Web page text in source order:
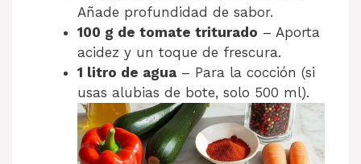
Añade profundidad de sabor.
100 g de tomate triturado – Aporta
acidez y un toque de frescura.
1 litro de agua – Para la cocción (si
usas alubias de bote, solo 500 ml).